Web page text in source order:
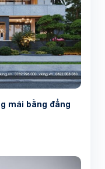
mái bằng đẳng